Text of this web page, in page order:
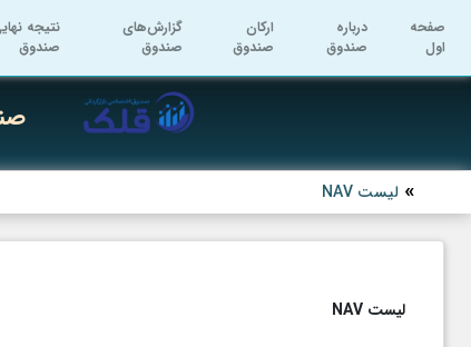
صفحه
اول
درباره
صندوق
ارکان
صندوق
گزارش‌های
صندوق
نتیجه
صندوق
لیست NAV
لیست NAV